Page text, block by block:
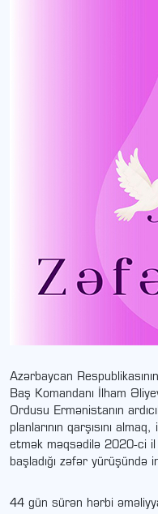
Azərbaycan
Baş Komandanı İlham
Ordusu Ermənistanın
planlarının qarşısını
etmək məqsədilə 2020-ci
başladığı zəfər yürüşündə
44 gün sürən hərbi